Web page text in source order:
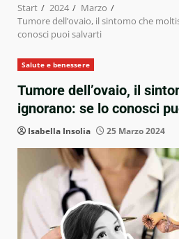
Start 2024
Marzo
Tumore dell’ovaio, il sintomo che
conosci puoi salvarti
Salute e benessere
Tumore dell’ovaio, il
ignorano: se lo conosci
Isabella Insolia 25 Marzo 2024